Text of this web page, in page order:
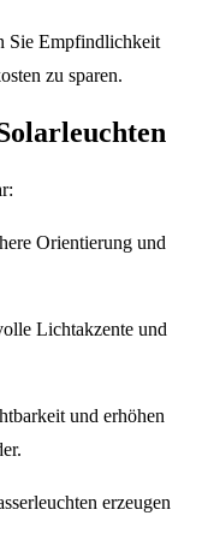
Sie Empfindlichkeit
zu sparen.
Orientierung und
Lichtakzente und
und erhöhen
erzeugen